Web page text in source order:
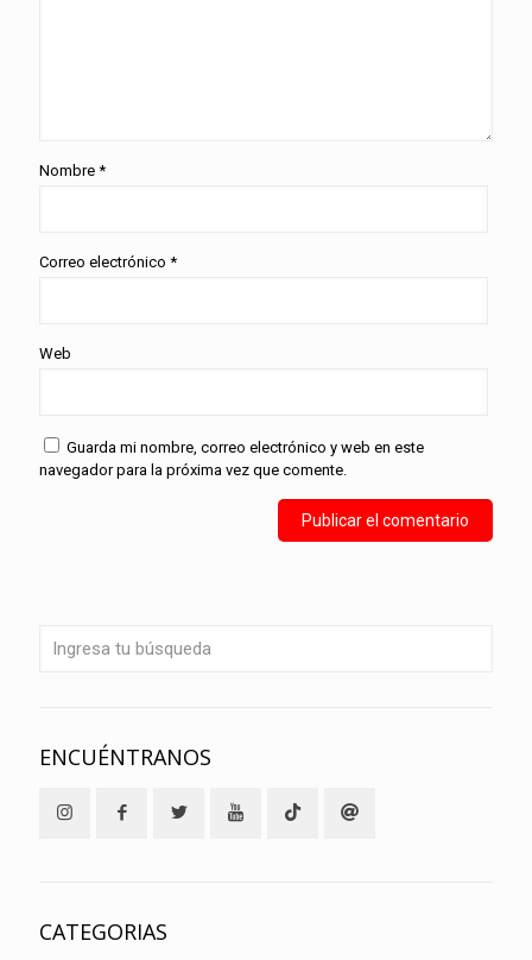
Nombre *
Correo electrónico *
Web
Guarda mi nombre, correo electrónico y web en este
navegador para la próxima vez que comente.
ENCUÉNTRANOS
CATEGORIAS